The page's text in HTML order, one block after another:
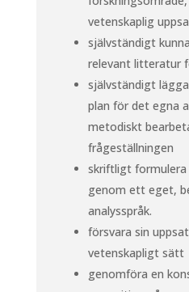
vetenskaplig
självständigt
relevant litteratur
självständigt
plan för det egna
metodiskt
frågeställningen
skriftligt formulera
genom ett eget,
analysspråk.
försvara sin
vetenskapligt sätt
genomföra en